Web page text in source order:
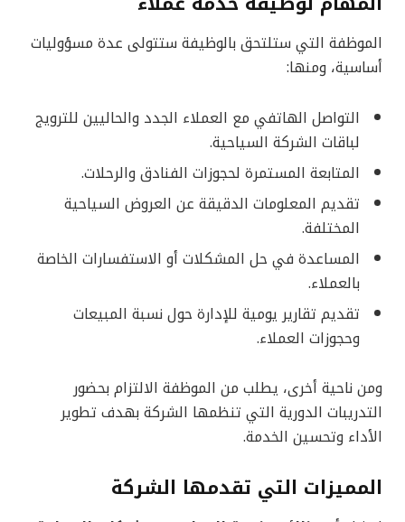
الموظفة التي ستلتحق بالوظيفة ستتولى عدة مسؤوليات
أساسية، ومنها:
التواصل الهاتفي مع العملاء الجدد والحاليين للترويج
لباقات الشركة السياحية.
المتابعة المستمرة لحجوزات الفنادق والرحلات.
تقديم المعلومات الدقيقة عن العروض السياحية
المختلفة.
المساعدة في حل المشكلات أو الاستفسارات الخاصة
بالعملاء.
تقديم تقارير يومية للإدارة حول نسبة المبيعات
وحجوزات العملاء.
ومن ناحية أخرى، يطلب من الموظفة الالتزام بحضور
التدريبات الدورية التي تنظمها الشركة بهدف تطوير
الأداء وتحسين الخدمة.
المميزات التي تقدمها الشركة